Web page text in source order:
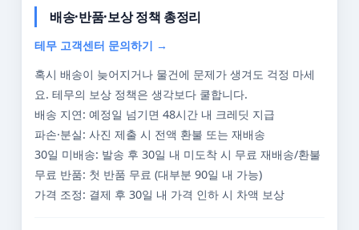
배송·반품·보상 정책 총정리
테무 고객센터 문의하기 →
혹시 배송이 늦어지거나 물건에 문제가 생겨도 걱정 마세
요. 테무의 보상 정책은 생각보다 쿨합니다.
배송 지연: 예정일 넘기면 48시간 내 크레딧 지급
파손·분실: 사진 제출 시 전액 환불 또는 재배송
30일 미배송: 발송 후 30일 내 미도착 시 무료 재배송/환불
무료 반품: 첫 반품 무료 (대부분 90일 내 가능)
가격 조정: 결제 후 30일 내 가격 인하 시 차액 보상